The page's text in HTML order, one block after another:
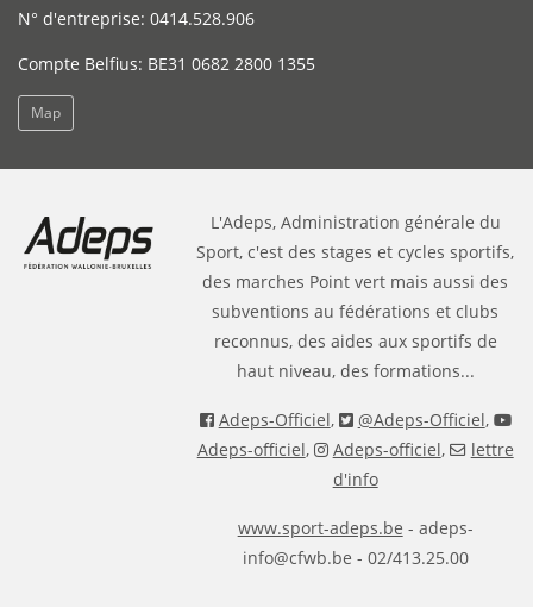
N° d'entreprise: 0414.528.906
Compte Belfius: BE31 0682 2800 1355
Map
L'Adeps, Administration générale du
Sport, c'est des stages et cycles sportifs,
des marches Point vert mais aussi des
subventions au fédérations et clubs
reconnus, des aides aux sportifs de
haut niveau, des formations...
Adeps-Officiel, @Adeps-Officiel,
Adeps-officiel, Adeps-officiel,
lettre
d'info
www.sport-adeps.be - adeps-
info@cfwb.be - 02/413.25.00